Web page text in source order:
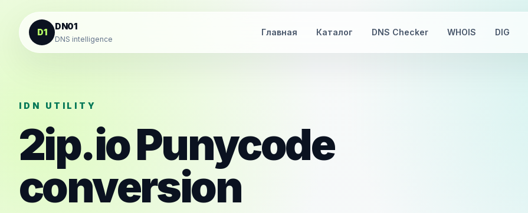
К содержанию
D1
DN01
DNS intelligence
Главная Каталог DNS Checker WHOIS DIG
IDN UTILITY
2ip.ioPunycode
conversion